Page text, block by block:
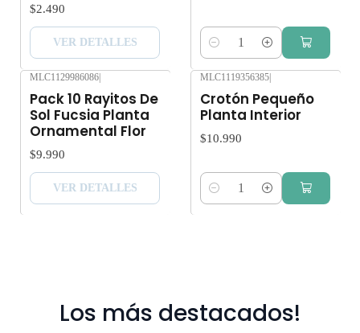
$2.490
VER DETALLES
Cantidad
MLC1129986086|
Pack 10 Rayitos De
Sol Fucsia Planta
Ornamental Flor
$9.990
VER DETALLES
MLC1119356385|
Crotón Pequeño
Planta Interior
$10.990
Cantidad
Los más destacados!